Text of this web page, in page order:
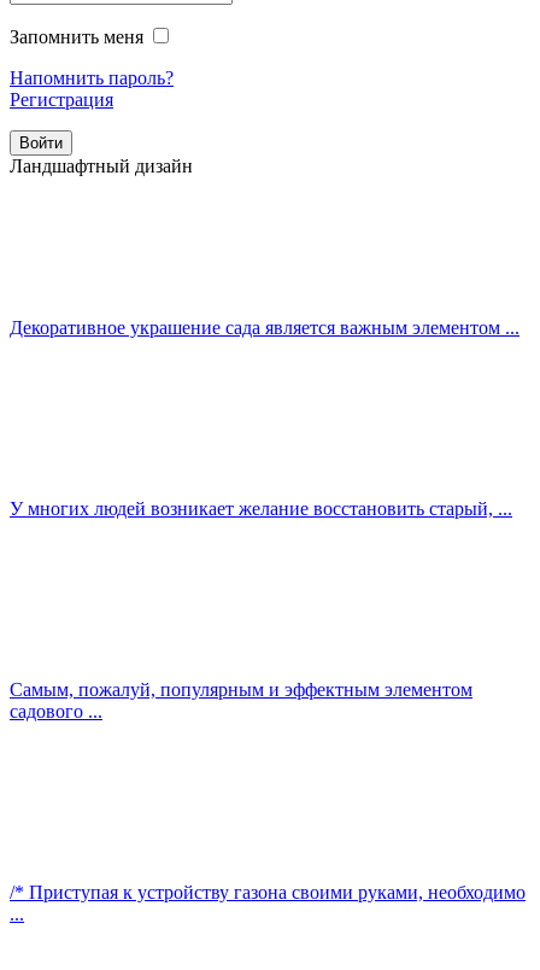
Запомнить меня
Напомнить пароль?
Регистрация
Ландшафтный дизайн
Декоративное украшение сада является важным элементом ...
У многих людей возникает желание восстановить старый, ...
Самым, пожалуй, популярным и эффектным элементом
садового ...
/* Приступая к устройству газона своими руками, необходимо
...